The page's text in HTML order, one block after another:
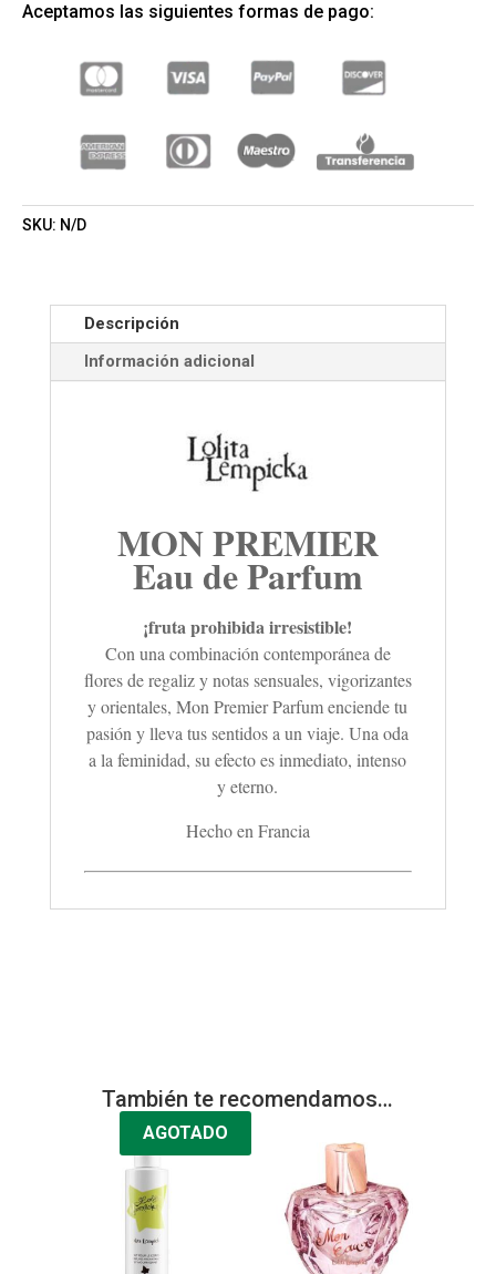
PARFUM
LEMPICKA)
(MUJER)
Aceptamos las siguientes formas de pago:
SKU: N/D
Descripción
Información adicional
MON PREMIER
Eau de Parfum
¡fruta prohibida irresistible!
Con una combinación contemporánea de
flores de regaliz y notas sensuales, vigorizantes
y orientales, Mon Premier Parfum enciende tu
pasión y lleva tus sentidos a un viaje. Una oda
a la feminidad, su efecto es inmediato, intenso
y eterno.
Hecho en Francia
También te recomendamos…
AGOTADO